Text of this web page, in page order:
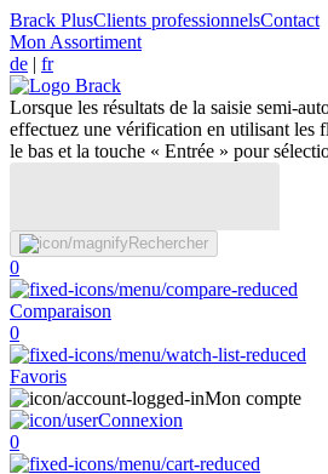
Brack PlusClients professionnelsContact
Mon Assortiment
de | fr
Lorsque les résultats de la saisie semi-
effectuez une vérification en utilisant les
le bas et la touche « Entrée » pour
Rechercher
0
Comparaison
0
Favoris
Mon compte
Connexion
0